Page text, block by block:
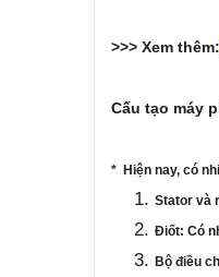
>>> Xem thêm:
Cấu tạo máy
* Hiện nay, có
Stator và
Điốt: Có
Bộ điều